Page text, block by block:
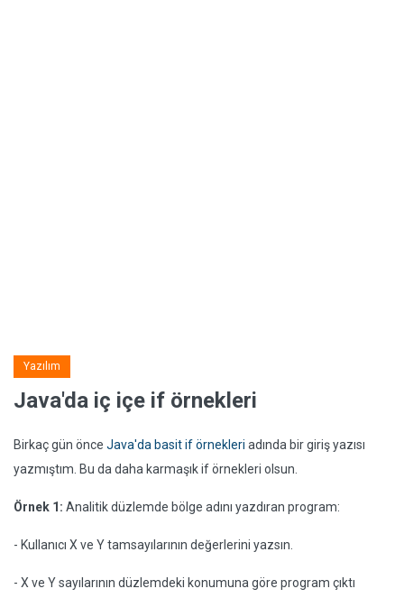
Yazılım
Java'da iç içe if örnekleri
Birkaç gün önce Java'da basit if örnekleri adında bir giriş yazısı
yazmıştım. Bu da daha karmaşık if örnekleri olsun.
Örnek 1: Analitik düzlemde bölge adını yazdıran program:
- Kullanıcı X ve Y tamsayılarının değerlerini yazsın.
- X ve Y sayılarının düzlemdeki konumuna göre program çıktı